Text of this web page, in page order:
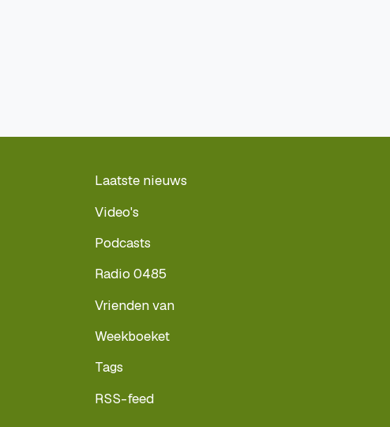
Laatste nieuws
Video's
Podcasts
Radio 0485
Vrienden van
Weekboeket
Tags
RSS-feed